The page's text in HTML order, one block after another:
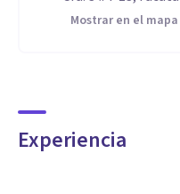
Mostrar en el mapa
Experiencia